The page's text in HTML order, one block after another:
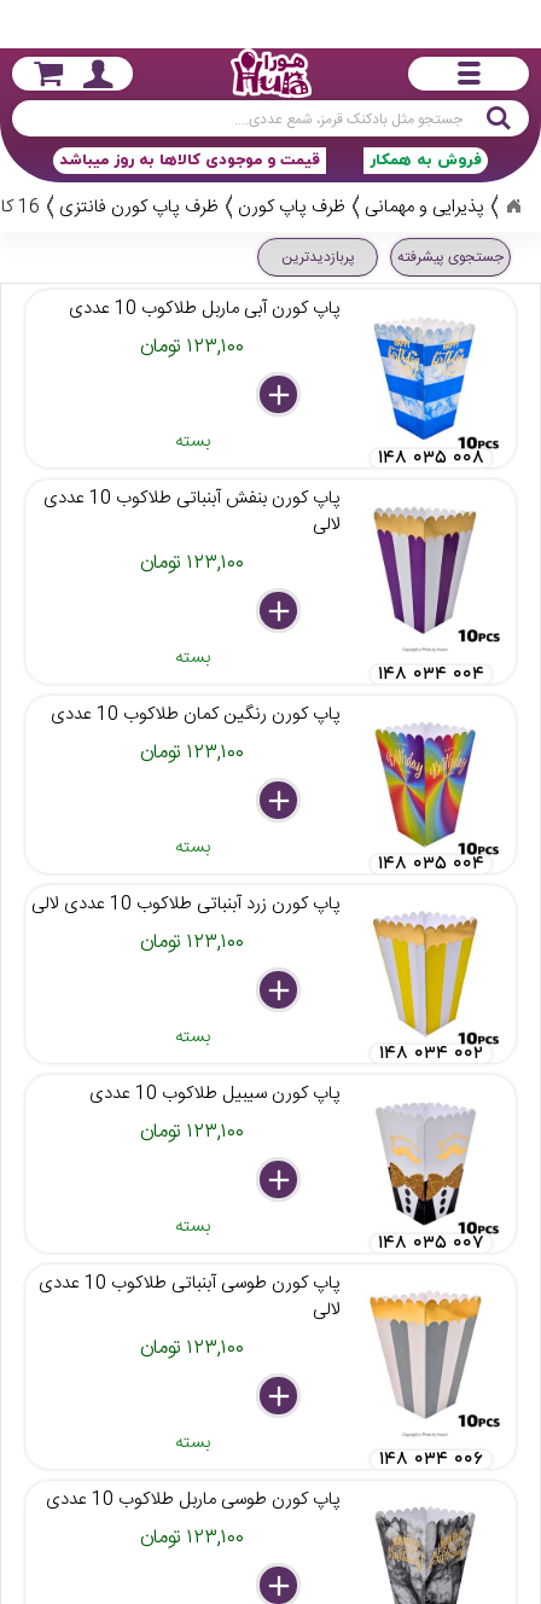
جستجو
قیمت و موجودی کالاها به روز میباشد فروش به همکار
پذیرایی و مهمانی ظرف پاپ کورن ظرف پاپ کورن فانتزی 16 کالا
جستجوی پیشرفته پربازدیدترین
پاپ کورن آبی ماربل طلاکوب 10 عددی
۱۲۳,۱۰۰ تومان
delete
remove
add
بسته
۱۴۸ ۰۳۵ ۰۰۸
پاپ کورن بنفش آبنباتی طلاکوب 10 عددی
لالی
۱۲۳,۱۰۰ تومان
delete
remove
add
بسته
۱۴۸ ۰۳۴ ۰۰۴
پاپ کورن رنگین کمان طلاکوب 10 عددی
۱۲۳,۱۰۰ تومان
delete
remove
add
بسته
۱۴۸ ۰۳۵ ۰۰۴
پاپ کورن زرد آبنباتی طلاکوب 10 عددی لالی
۱۲۳,۱۰۰ تومان
delete
remove
add
بسته
۱۴۸ ۰۳۴ ۰۰۲
پاپ کورن سیبیل طلاکوب 10 عددی
۱۲۳,۱۰۰ تومان
delete
remove
add
بسته
۱۴۸ ۰۳۵ ۰۰۷
پاپ کورن طوسی آبنباتی طلاکوب 10 عددی
لالی
۱۲۳,۱۰۰ تومان
delete
remove
add
بسته
۱۴۸ ۰۳۴ ۰۰۶
پاپ کورن طوسی ماربل طلاکوب 10 عددی
۱۲۳,۱۰۰ تومان
delete
remove
add